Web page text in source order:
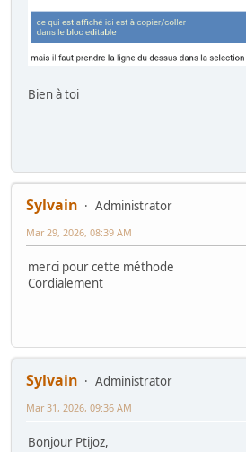
Bien à toi
Sylvain
Administrator
Mar 29, 2026, 08:39 AM
merci pour cette méthode
Cordialement
Sylvain
Administrator
Mar 31, 2026, 09:36 AM
Bonjour Ptijoz,